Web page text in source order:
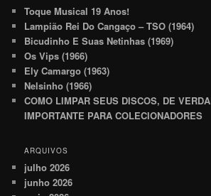
Toque Musical 19 Anos!
Lampião Rei Do Cangaço – TSO (1964)
Bicudinho E Suas Netinhas (1969)
Os Vips (1966)
Ely Camargo (1963)
Nelsinho (1966)
COMO LIMPAR SEUS DISCOS, DE
IMPORTANTE PARA COLECIONADORES
ARQUIVOS
julho 2026
junho 2026